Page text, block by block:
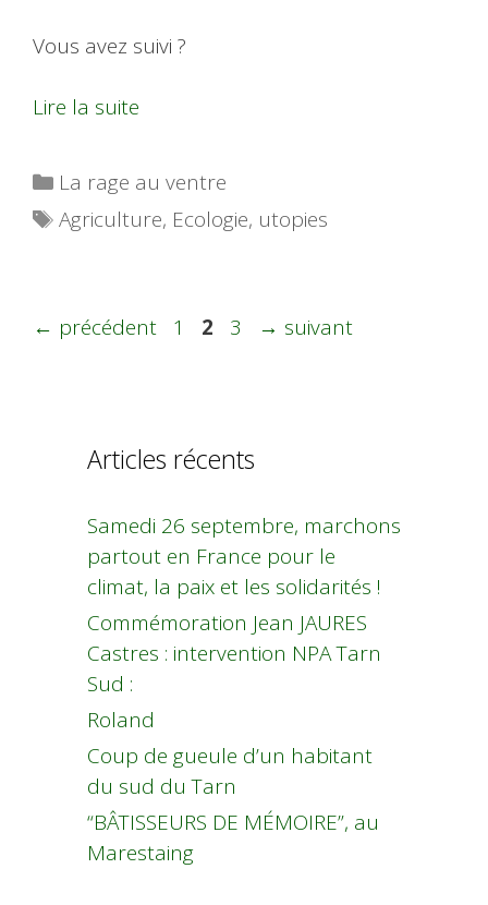
Vous avez suivi ?
Lire la suite
Catégories
La rage au ventre
Étiquettes
Agriculture, Ecologie, utopies
← précédent Page
1 Page
2 Page
3 → suivant
Articles récents
Samedi 26 septembre, marchons
partout en France pour le
climat, la paix et les solidarités !
Commémoration Jean JAURES
Castres : intervention NPA Tarn
Sud :
Roland
Coup de gueule d’un habitant
du sud du Tarn
“BÂTISSEURS DE MÉMOIRE”, au
Marestaing